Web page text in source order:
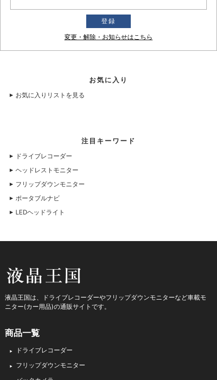
変更・解除・お知らせはこちら
お気に入り
お気に入りリストを見る
注目キーワード
ドライブレコーダー
ヘッドレストモニター
フリップダウンモニター
ポータブルナビ
LEDヘッドライト
液晶王国は、ドライブレコーダーやフリップダウンモニターなど車載モ
ニター(カー用品)の通販サイトです。
商品一覧
ドライブレコーダー
フリップダウンモニター